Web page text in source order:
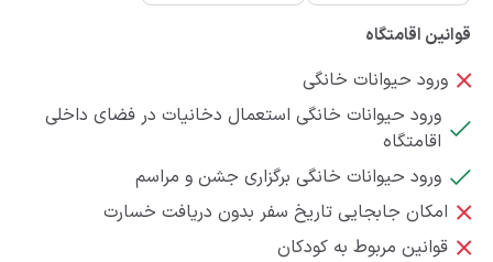
قوانین اقامتگاه
ورود حیوانات خانگی
ورود حیوانات خانگی استعمال دخانیات در فضای داخلی
اقامتگاه
ورود حیوانات خانگی برگزاری جشن و مراسم
امکان جابجایی تاریخ سفر بدون دریافت خسارت
قوانین مربوط به کودکان